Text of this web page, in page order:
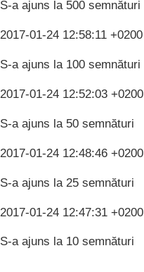
S-a ajuns la 500 semnături
2017-01-24 12:58:11 +0200
S-a ajuns la 100 semnături
2017-01-24 12:52:03 +0200
S-a ajuns la 50 semnături
2017-01-24 12:48:46 +0200
S-a ajuns la 25 semnături
2017-01-24 12:47:31 +0200
S-a ajuns la 10 semnături